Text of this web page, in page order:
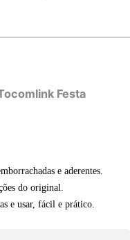
Festa
e aderentes.
do original.
e usar, fácil e prático.